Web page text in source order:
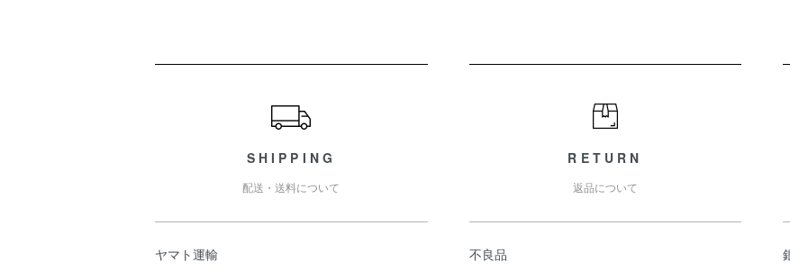
SHIPPING
配送・送料について
ヤマト運輸
RETURN
返品について
不良品